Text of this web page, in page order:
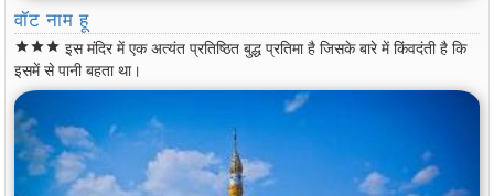
वॉट नाम हू
starstarstar इस मंदिर में एक अत्यंत प्रतिष्ठित बुद्ध प्रतिमा है जिसके बारे में किंवदंती है कि
इसमें से पानी बहता था।